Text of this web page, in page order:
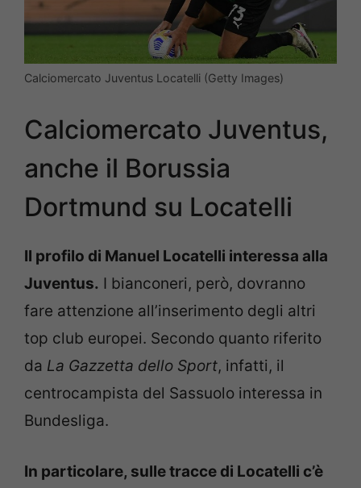
Calciomercato Juventus Locatelli (Getty Images)
Calciomercato Juventus,
anche il Borussia
Dortmund su Locatelli
Il profilo di Manuel Locatelli interessa alla
Juventus. I bianconeri, però, dovranno
fare attenzione all’inserimento degli altri
top club europei. Secondo quanto riferito
da La Gazzetta dello Sport, infatti, il
centrocampista del Sassuolo interessa in
Bundesliga.
In particolare, sulle tracce di Locatelli c’è